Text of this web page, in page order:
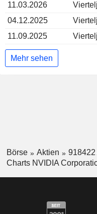
11.03.2026
04.12.2025
11.09.2025
Mehr sehen
Börse Aktien
918422
Charts NVIDIA